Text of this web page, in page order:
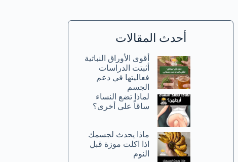
أحدث المقالات
أقوى الأوراق النباتية
أثبتت الدراسات
فعاليتها في دعم
الجسم
لماذا تضع النساء
ساقاً على أخرى؟
ماذا يحدث لجسمك
اذا اكلت موزة قبل
النوم